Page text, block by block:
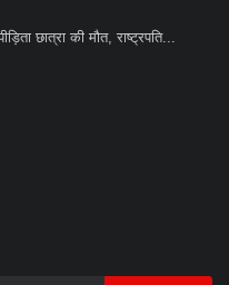
छात्रा की मौत, राष्ट्रपति...